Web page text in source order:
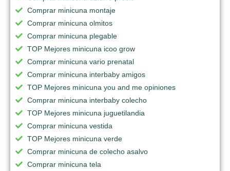
Comprar minicuna montaje
Comprar minicuna olmitos
Comprar minicuna plegable
TOP Mejores minicuna icoo grow
Comprar minicuna vario prenatal
Comprar minicuna interbaby amigos
TOP Mejores minicuna you and me opiniones
Comprar minicuna interbaby colecho
TOP Mejores minicuna juguetilandia
Comprar minicuna vestida
TOP Mejores minicuna verde
Comprar minicuna de colecho asalvo
Comprar minicuna tela